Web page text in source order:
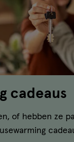
cadeaus
of hebben ze